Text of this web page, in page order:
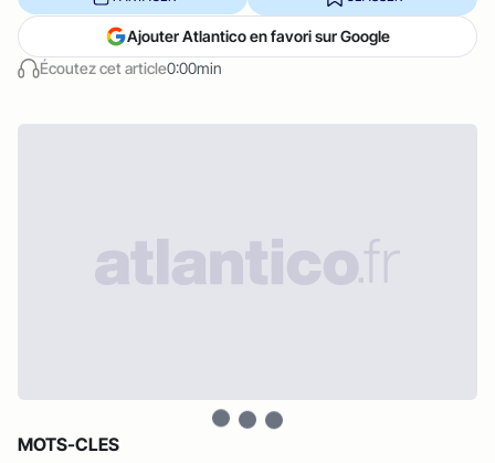
Écoutez cet article0:00min
Ajouter Atlantico en favori sur Google
MOTS-CLES